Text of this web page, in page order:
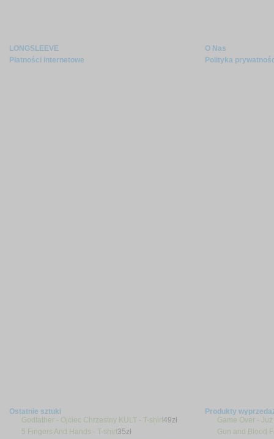
LONGSLEEVE
O Nas
Płatności internetowe
Polityka
Ostatnie sztuki
Godfather - Ojciec Chrzestny KULT - T-shirt49zł
5 Fingers And Hands - T-shirt35zł
Produkty
Game Over -
Gun and Blood